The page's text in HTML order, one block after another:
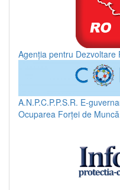
Agenția pentru Dezvoltare
A.N.P.C.P.P.S.R. E-
Ocuparea Forței de Muncă